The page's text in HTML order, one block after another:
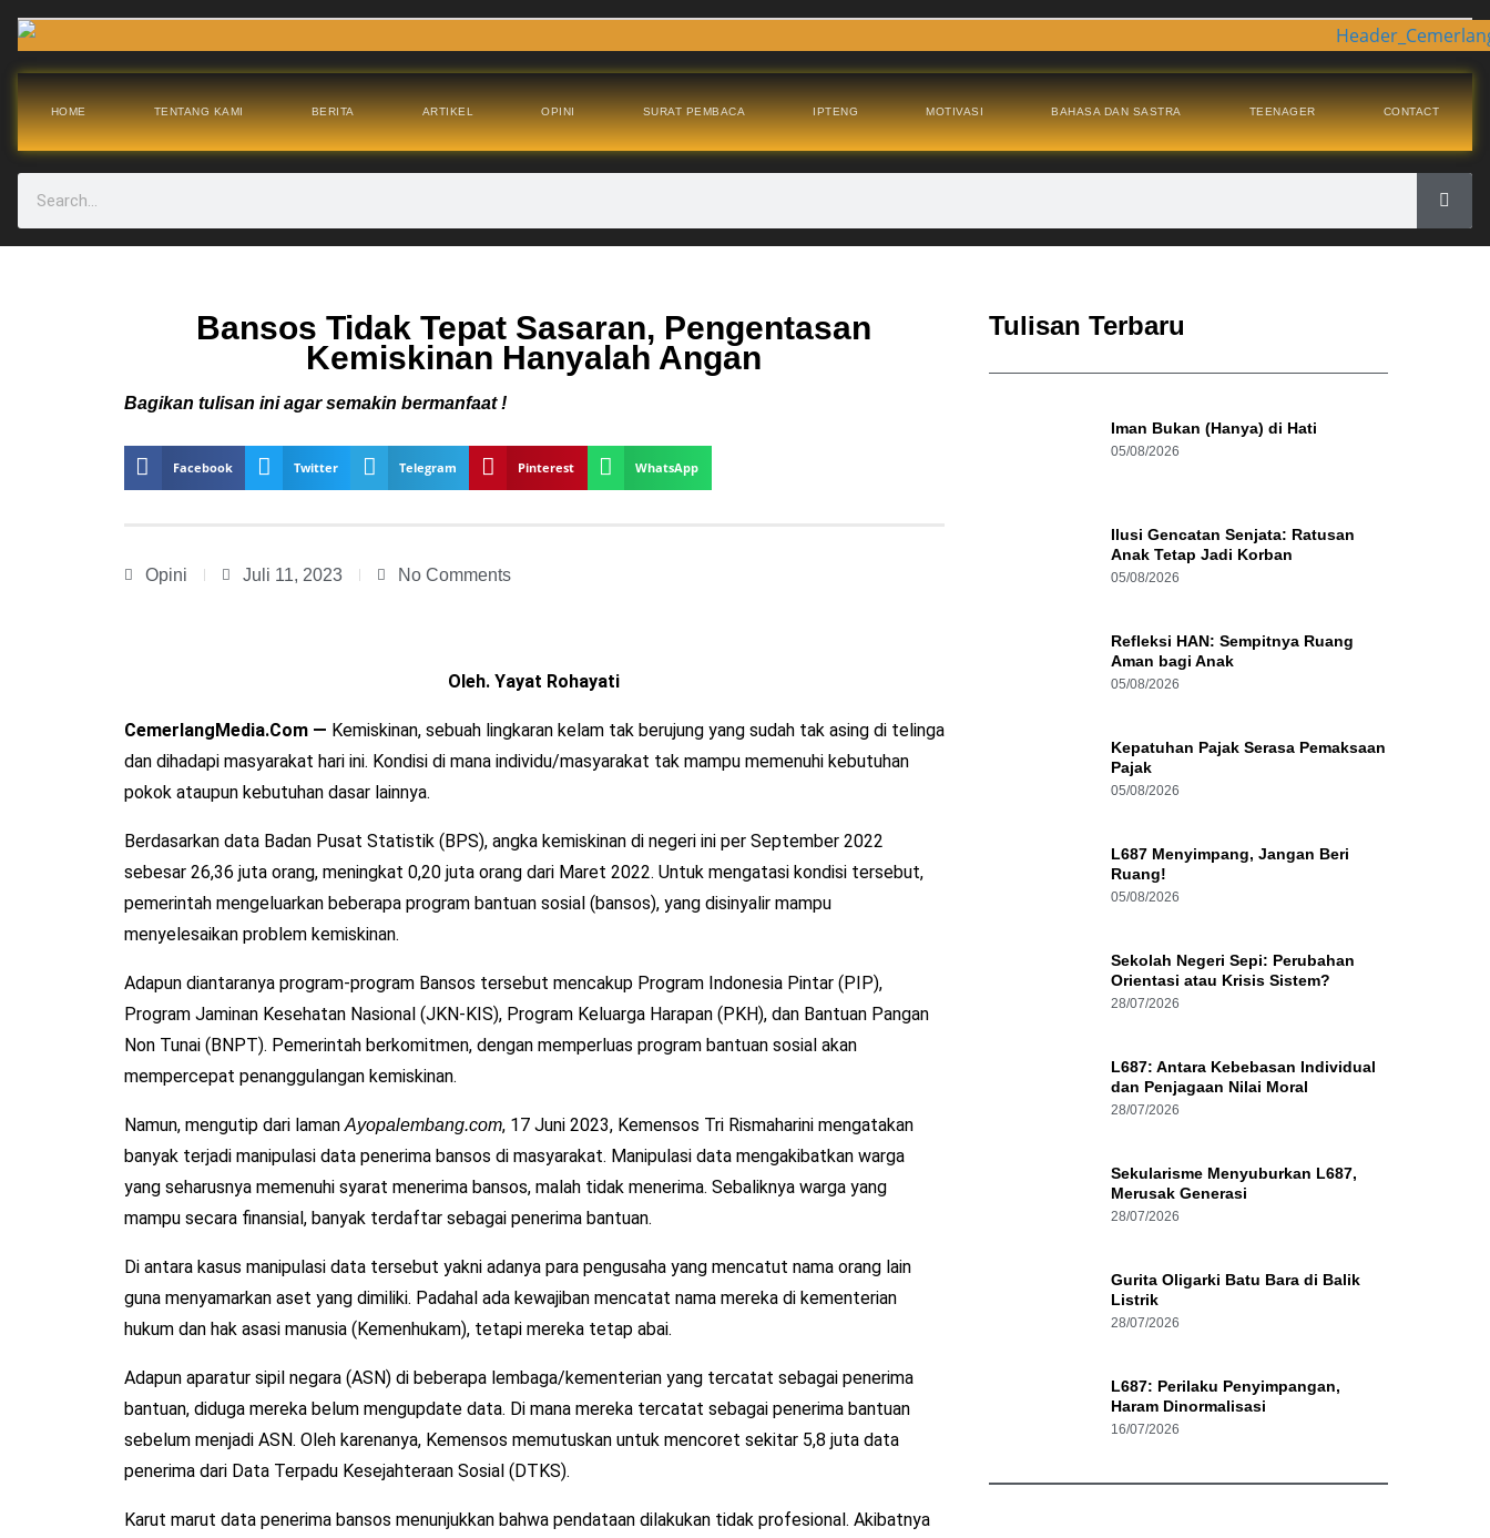
HOME TENTANG KAMI BERITA ARTIKEL OPINI SURAT PEMBACA IPTENG MOTIVASI BAHASA DAN SASTRA TEENAGER CONTACT
Bansos Tidak Tepat Sasaran, Pengentasan
Kemiskinan Hanyalah Angan
Bagikan tulisan ini agar semakin bermanfaat !
Facebook Twitter Telegram Pinterest WhatsApp
Opini Juli 11, 2023 No Comments
Oleh. Yayat Rohayati
CemerlangMedia.Com — Kemiskinan, sebuah lingkaran kelam tak berujung yang sudah tak asing di telinga
dan dihadapi masyarakat hari ini. Kondisi di mana individu/masyarakat tak mampu memenuhi kebutuhan
pokok ataupun kebutuhan dasar lainnya.
Berdasarkan data Badan Pusat Statistik (BPS), angka kemiskinan di negeri ini per September 2022
sebesar 26,36 juta orang, meningkat 0,20 juta orang dari Maret 2022. Untuk mengatasi kondisi tersebut,
pemerintah mengeluarkan beberapa program bantuan sosial (bansos), yang disinyalir mampu
menyelesaikan problem kemiskinan.
Adapun diantaranya program-program Bansos tersebut mencakup Program Indonesia Pintar (PIP),
Program Jaminan Kesehatan Nasional (JKN-KIS), Program Keluarga Harapan (PKH), dan Bantuan Pangan
Non Tunai (BNPT). Pemerintah berkomitmen, dengan memperluas program bantuan sosial akan
mempercepat penanggulangan kemiskinan.
Namun, mengutip dari laman Ayopalembang.com, 17 Juni 2023, Kemensos Tri Rismaharini mengatakan
banyak terjadi manipulasi data penerima bansos di masyarakat. Manipulasi data mengakibatkan warga
yang seharusnya memenuhi syarat menerima bansos, malah tidak menerima. Sebaliknya warga yang
mampu secara finansial, banyak terdaftar sebagai penerima bantuan.
Di antara kasus manipulasi data tersebut yakni adanya para pengusaha yang mencatut nama orang lain
guna menyamarkan aset yang dimiliki. Padahal ada kewajiban mencatat nama mereka di kementerian
hukum dan hak asasi manusia (Kemenhukam), tetapi mereka tetap abai.
Adapun aparatur sipil negara (ASN) di beberapa lembaga/kementerian yang tercatat sebagai penerima
bantuan, diduga mereka belum mengupdate data. Di mana mereka tercatat sebagai penerima bantuan
sebelum menjadi ASN. Oleh karenanya, Kemensos memutuskan untuk mencoret sekitar 5,8 juta data
penerima dari Data Terpadu Kesejahteraan Sosial (DTKS).
Karut marut data penerima bansos menunjukkan bahwa pendataan dilakukan tidak profesional. Akibatnya
Tulisan Terbaru
Iman Bukan (Hanya) di Hati
05/08/2026
Ilusi Gencatan Senjata: Ratusan
Anak Tetap Jadi Korban
05/08/2026
Refleksi HAN: Sempitnya Ruang
Aman bagi Anak
05/08/2026
Kepatuhan Pajak Serasa Pemaksaan
Pajak
05/08/2026
L687 Menyimpang, Jangan Beri
Ruang!
05/08/2026
Sekolah Negeri Sepi: Perubahan
Orientasi atau Krisis Sistem?
28/07/2026
L687: Antara Kebebasan Individual
dan Penjagaan Nilai Moral
28/07/2026
Sekularisme Menyuburkan L687,
Merusak Generasi
28/07/2026
Gurita Oligarki Batu Bara di Balik
Listrik
28/07/2026
L687: Perilaku Penyimpangan,
Haram Dinormalisasi
16/07/2026